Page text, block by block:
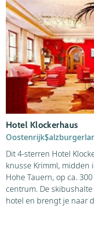
Hotel Klockerhaus
Oostenrijk
Dit 4-sterren Hotel
knusse Krimml, midden
Hohe Tauern, op ca.
centrum. De
hotel en brengt je naar